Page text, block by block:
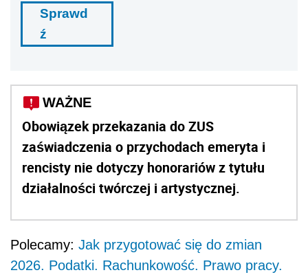
Sprawd
ź
WAŻNE
Obowiązek przekazania do ZUS
zaświadczenia o przychodach emeryta i
rencisty nie dotyczy honorariów z tytułu
działalności twórczej i artystycznej.
Polecamy: Jak przygotować się do zmian
2026. Podatki. Rachunkowość. Prawo pracy.